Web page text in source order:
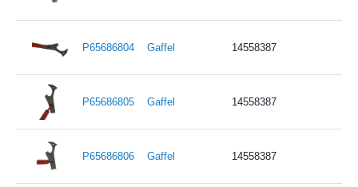
P65686804 Gaffel 14558387
P65686805 Gaffel 14558387
P65686806 Gaffel 14558387